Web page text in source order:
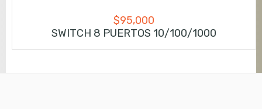
$95,000
SWITCH 8 PUERTOS 10/100/1000